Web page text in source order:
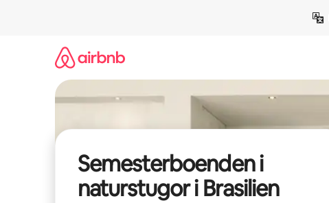
Semesterboenden i
naturstugor i Brasilien